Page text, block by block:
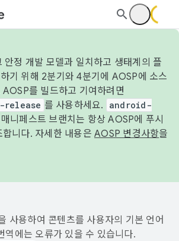
정 개발 모델과 일치하고 생태계의 플
기 위해 2분기와 4분기에 AOSP에 소스
를 빌드하고 기여하려면
를 사용하세요.
android-
매니페스트 브랜치는 항상 AOSP에 푸시
니다. 자세한 내용은 AOSP 변경사항을
사용하여 콘텐츠를 사용자의 기본 언어
역에는 오류가 있을 수 있습니다.